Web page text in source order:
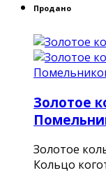
Продано
Золотое
Золотое
Кольцо